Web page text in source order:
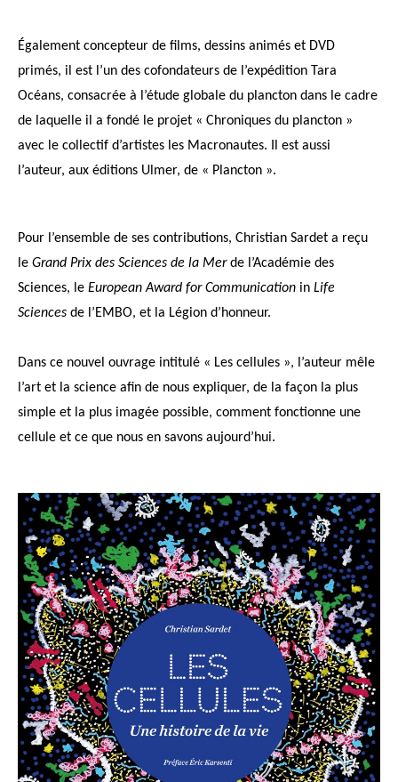
Également concepteur de films, dessins animés et DVD
primés, il est l’un des cofondateurs de l’expédition Tara
Océans, consacrée à l’étude globale du plancton dans le cadre
de laquelle il a fondé le projet « Chroniques du plancton »
avec le collectif d’artistes les Macronautes. Il est aussi
l’auteur, aux éditions Ulmer, de « Plancton ».
Pour l’ensemble de ses contributions, Christian Sardet a reçu
le Grand Prix des Sciences de la Merde l’Académie des
Sciences, le European Award for Communication in Life
Sciences de l’EMBO, et la Légion d’honneur.
Dans ce nouvel ouvrage intitulé « Les cellules », l’auteur mêle
l’art et la science afin de nous expliquer, de la façon la plus
simple et la plus imagée possible, comment fonctionne une
cellule et ce que nous en savons aujourd’hui.